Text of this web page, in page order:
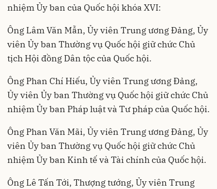
nhiệm Ủy ban của Quốc hội khóa XVI:
Ông Lâm Văn Mẫn, Ủy viên Trung ương Đảng, Ủy
viên Ủy ban Thường vụ Quốc hội giữ chức Chủ
tịch Hội đồng Dân tộc của Quốc hội.
Ông Phan Chí Hiếu, Ủy viên Trung ương Đảng,
Ủy viên Ủy ban Thường vụ Quốc hội giữ chức Chủ
nhiệm Ủy ban Pháp luật và Tư pháp của Quốc hội.
Ông Phan Văn Mãi, Ủy viên Trung ương Đảng, Ủy
viên Ủy ban Thường vụ Quốc hội giữ chức Chủ
nhiệm Ủy ban Kinh tế và Tài chính của Quốc hội.
Ông Lê Tấn Tới, Thượng tướng, Ủy viên Trung